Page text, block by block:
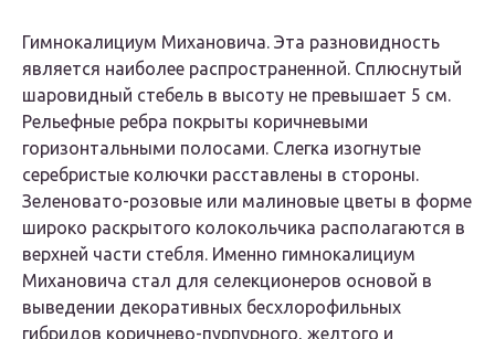
Гимнокалициум Михановича. Эта разновидность
является наиболее распространенной. Сплюснутый
шаровидный стебель в высоту не превышает 5 см.
Рельефные ребра покрыты коричневыми
горизонтальными полосами. Слегка изогнутые
серебристые колючки расставлены в стороны.
Зеленовато-розовые или малиновые цветы в форме
широко раскрытого колокольчика располагаются в
верхней части стебля. Именно гимнокалициум
Михановича стал для селекционеров основой в
выведении декоративных бесхлорофильных
гибридов коричнево-пурпурного, желтого и